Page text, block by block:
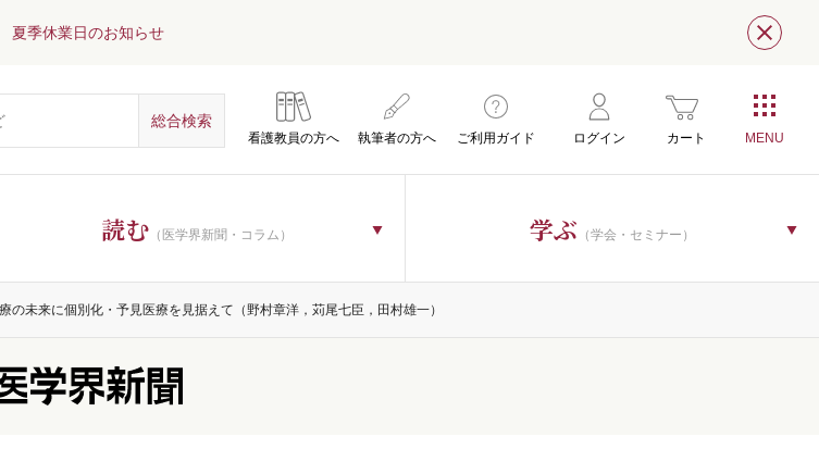
夏季休業日のお知らせ 閉じ
看護教員の方へ 執筆者の方へ ご利用ガイド ログイン カート
読む （医学界新聞・コラム） 学ぶ （学会・セミナー）
の未来に個別化・予見医療を見据えて（野村章洋，苅尾七臣，田村雄一）